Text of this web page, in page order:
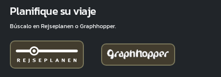
Planifique su viaje
Búscalo en Rejseplanen o Graphhopper.